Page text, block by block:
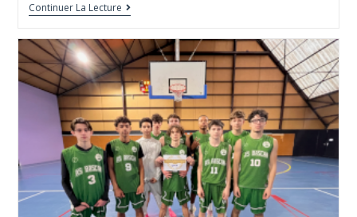
Continuer La Lecture